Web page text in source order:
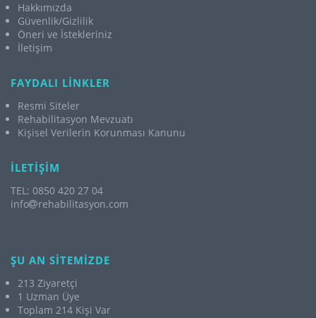
Hakkımızda
Güvenlik/Gizlilik
Öneri ve İstekleriniz
İletişim
FAYDALI LİNKLER
Resmi Siteler
Rehabilitasyon Mevzuatı
Kişisel Verilerin Korunması Kanunu
İLETİŞİM
TEL: 0850 420 27 04
info
rehabilitasyon.com
ŞU AN SİTEMİZDE
213 Ziyaretçi
1 Uzman Üye
Toplam 214 Kişi Var